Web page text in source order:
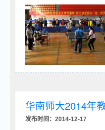
华南师大2014年
发布时间：2014-12-17